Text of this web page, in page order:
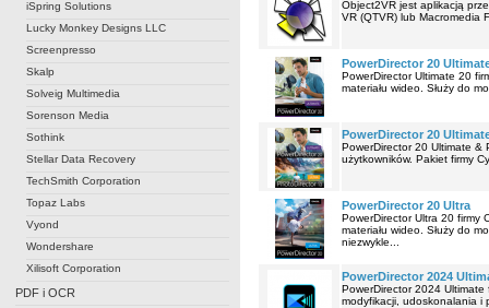
iSpring Solutions
Lucky Monkey Designs LLC
Screenpresso
Skalp
Solveig Multimedia
Sorenson Media
Sothink
Stellar Data Recovery
TechSmith Corporation
Topaz Labs
Vyond
Wondershare
Xilisoft Corporation
PDF i OCR
Object2VR jest aplikacją
VR (QTVR) lub Macromedia
PowerDirector 20
PowerDirector Ultimate 20
materiału wideo. Służy do
PowerDirector 20
PowerDirector 20 Ultimate &
użytkowników. Pakiet firmy
PowerDirector 20 Ultra
PowerDirector Ultra 20 firmy
materiału wideo. Służy do
niezwykle...
PowerDirector 2024
PowerDirector 2024 Ultimate
modyfikacji, udoskonalania i